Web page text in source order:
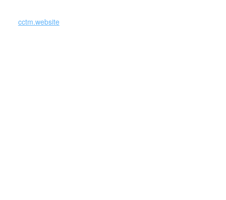
cctm.website